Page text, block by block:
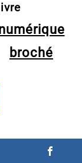
broché